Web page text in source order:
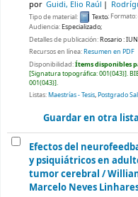
por Guidi, Elio Raúl
Tipo de material: Texto; Formato:
Audiencia:Especializado;
Detalles de publicación:Rosario :
Recursos en línea:Resumen en PDF
Disponibilidad:Ítems disponibles
Signatura topográfica:001(043) .
001(043) .
Listas:Maestrías - Tesis,Postgrado
Guardar en otra lista
Efectos del
y psiquiátricos en
tumor cerebral /
Marcelo Neves